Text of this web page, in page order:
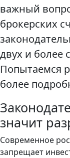
важный
брокерских
двух и более
Попытаемся
более
значит
Современное
запрещает